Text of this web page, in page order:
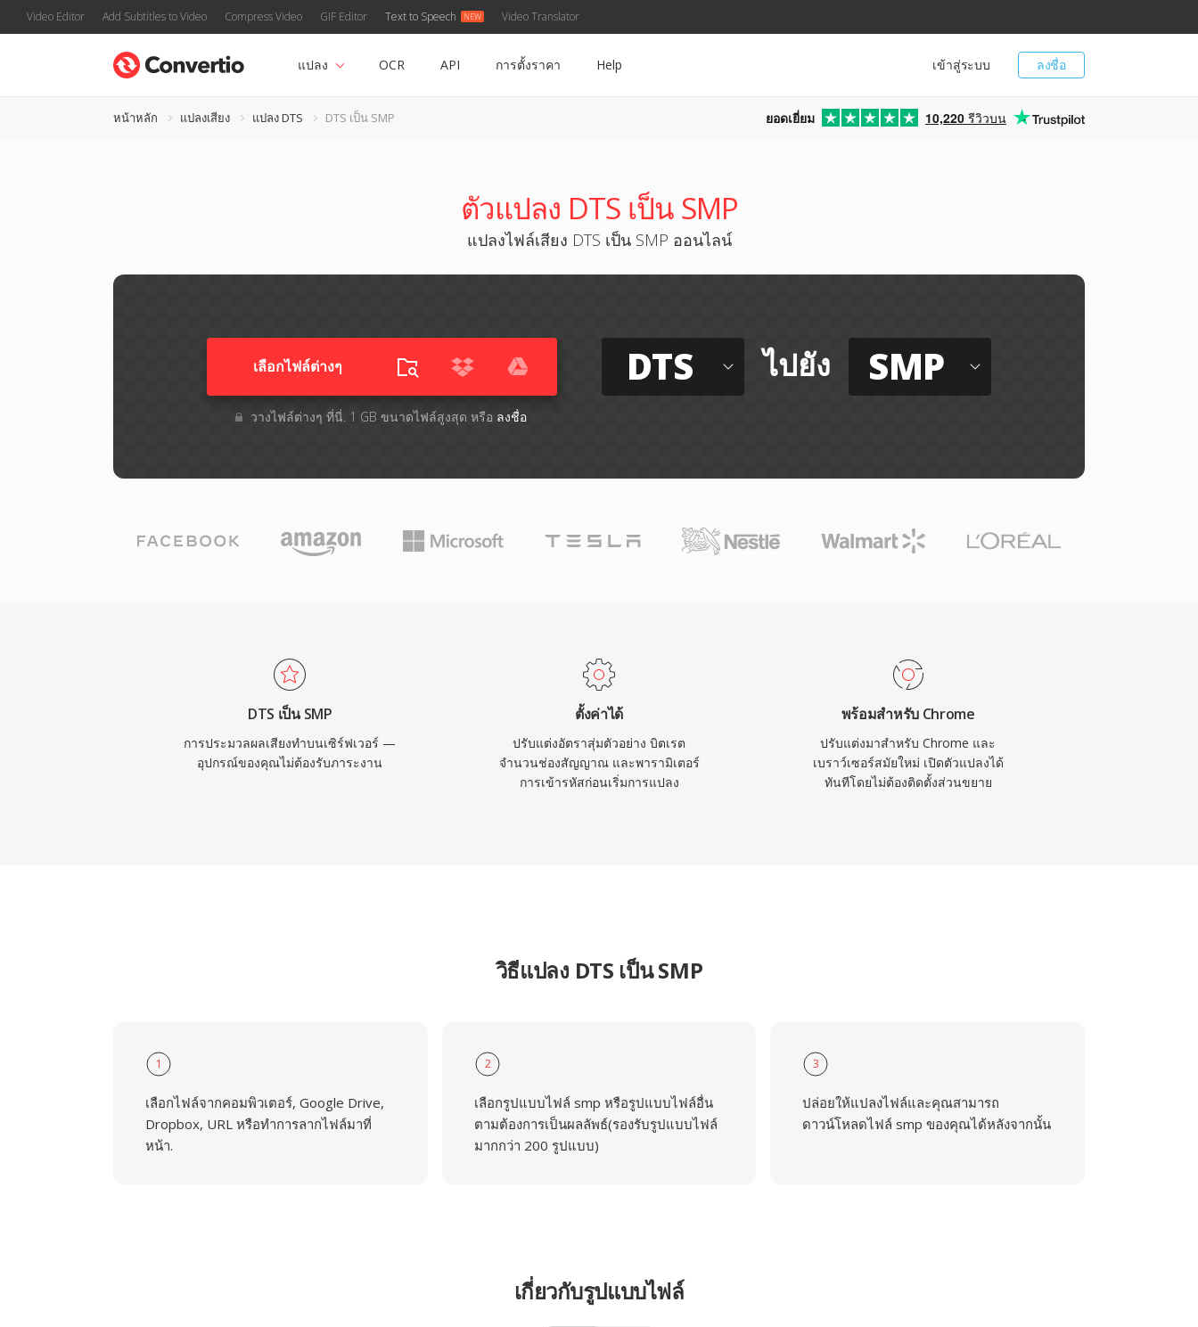
Video Editor Add Subtitles to Video Compress Video GIF Editor Text to Speech Video Translator
ลงชื่อ
เข้าสู่ระบบ
แปลง OCR API การตั้งราคา Help
หน้าหลัก แปลงเสียง แปลง DTS DTS เป็น SMP ยอดเยี่ยม 10,220 รีวิวบน
ตัวแปลง DTS เป็น SMP
แปลงไฟล์เสียง DTS เป็น SMP ออนไลน์
เลือกไฟล์ต่างๆ​
วางไฟล์ต่างๆ​ ที่นี่. 1 GB ขนาดไฟล์สูงสุด หรือ ลงชื่อ
DTS ไปยัง SMP
DTS เป็น SMP
การประมวลผลเสียงทำบนเซิร์ฟเวอร์ —
อุปกรณ์ของคุณไม่ต้องรับภาระงาน
ตั้งค่าได้
ปรับแต่งอัตราสุ่มตัวอย่าง บิตเรต
จำนวนช่องสัญญาณ และพารามิเตอร์
การเข้ารหัสก่อนเริ่มการแปลง
พร้อมสำหรับ Chrome
ปรับแต่งมาสำหรับ Chrome และ
เบราว์เซอร์สมัยใหม่ เปิดตัวแปลงได้
ทันทีโดยไม่ต้องติดตั้งส่วนขยาย
วิธีแปลง DTS เป็น SMP
1
เลือกไฟล์จากคอมพิวเตอร์, Google Drive,
Dropbox, URL หรือทำการลากไฟล์มาที่
หน้า.
2
เลือกรูปแบบไฟล์ smp หรือรูปแบบไฟล์อื่น
ตามต้องการเป็นผลลัพธ์(รองรับรูปแบบไฟล์
มากกว่า 200 รูปแบบ)
3
ปล่อยให้แปลงไฟล์และคุณสามารถ
ดาวน์โหลดไฟล์ smp ของคุณได้หลังจากนั้น
เกี่ยวกับรูปแบบไฟล์